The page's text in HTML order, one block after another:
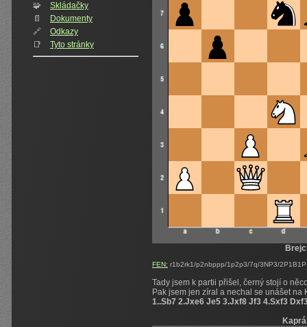
🧩
Skládačky
📄
Dokumenty
🔗
Odkazy
📑
Tyto stránky
FEN: r1b2rk1/p2nbppp/1p2p3/7q/3NP3/
Tady jsem k partii přišel, černý stojí o
Pak jsem jen zíral a nechal se unášet na
1..Sb7 2.Jxe6 Je5 3.Jxf8 Jf3 4.Sxf3